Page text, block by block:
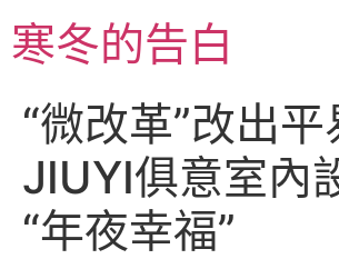
至
主寒冬的告白
“微改革”改出
JIUYI俱意室內
“年夜幸福”